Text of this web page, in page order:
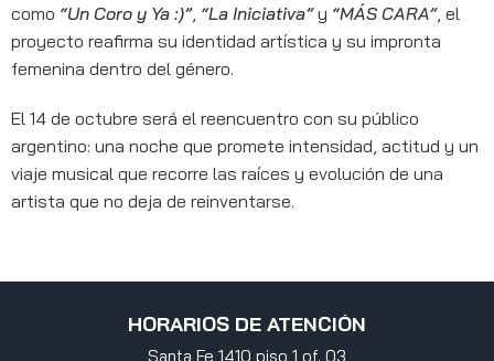
como “Un Coro y Ya :)”, “La Iniciativa”y “MÁS CARA”, el
proyecto reafirma su identidad artística y su impronta
femenina dentro del género.
El 14 de octubre será el reencuentro con su público
argentino: una noche que promete intensidad, actitud y un
viaje musical que recorre las raíces y evolución de una
artista que no deja de reinventarse.
HORARIOS DE ATENCIÓN
Santa Fe 1410 piso 1 of. 03